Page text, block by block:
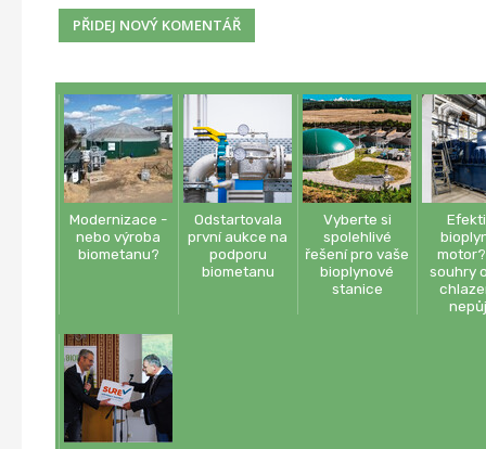
Modernizace -
nebo výroba
biometanu?
Odstartovala
první aukce na
podporu
biometanu
Vyberte si
spolehlivé
řešení pro vaše
bioplynové
stanice
souhry